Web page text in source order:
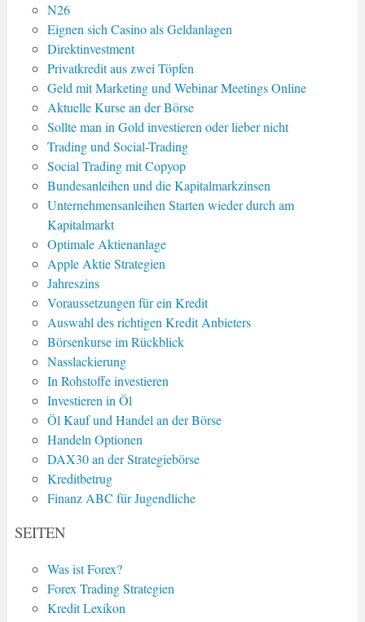
N26
Eignen sich Casino als Geldanlagen
Direktinvestment
Privatkredit aus zwei Töpfen
Geld mit Marketing und Webinar Meetings Online
Aktuelle Kurse an der Börse
Sollte man in Gold investieren oder lieber nicht
Trading und Social-Trading
Social Trading mit Copyop
Bundesanleihen und die Kapitalmarkzinsen
Unternehmensanleihen Starten wieder durch am
Kapitalmarkt
Optimale Aktienanlage
Apple Aktie Strategien
Jahreszins
Voraussetzungen für ein Kredit
Auswahl des richtigen Kredit Anbieters
Börsenkurse im Rückblick
Nasslackierung
In Rohstoffe investieren
Investieren in Öl
Öl Kauf und Handel an der Börse
Handeln Optionen
DAX30 an der Strategiebörse
Kreditbetrug
Finanz ABC für Jugendliche
SEITEN
Was ist Forex?
Forex Trading Strategien
Kredit Lexikon